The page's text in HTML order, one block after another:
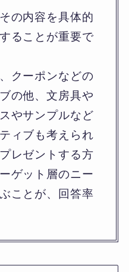
の内容を具体的
ることが重要で
クーポンなどの
の他、文房具や
やサンプルなど
ィブも考えられ
レゼントする方
ゲット層のニー
ことが、回答率